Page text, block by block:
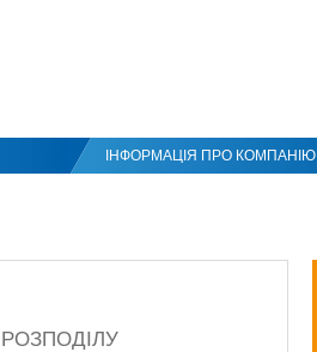
ІНФОРМАЦІЯ ПРО КОМПАНІЮ